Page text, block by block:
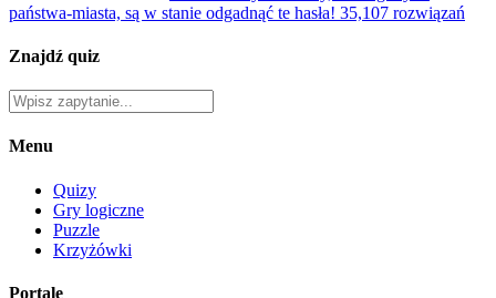
państwa-miasta, są w stanie odgadnąć te hasła! 35,107 rozwiązań
Znajdź quiz
Menu
Quizy
Gry logiczne
Puzzle
Krzyżówki
Portale